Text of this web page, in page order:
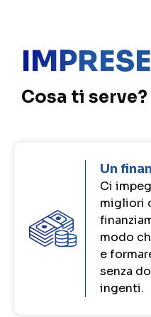
IMPRESE
Cosa ti serve?
Un
Ci
migliori
modo
e
senza
ingenti.